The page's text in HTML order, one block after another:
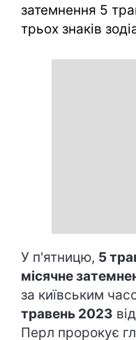
затемнення 5
трьох знаків
У п'ятницю, 5
місячне
за київським
травень 2023
Перл пророкує